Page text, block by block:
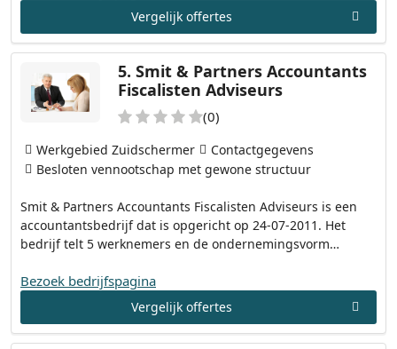
Vergelijk offertes
5. Smit & Partners Accountants
Fiscalisten Adviseurs
(0)
Smit & Partners Accountants Fiscalisten Adviseurs is een
accountantsbedrijf dat is opgericht op 24-07-2011. Het
bedrijf telt 5 werknemers en de ondernemingsvorm…
Werkgebied Zuidschermer
Contactgegevens
Besloten vennootschap met gewone structuur
Bezoek bedrijfspagina
Vergelijk offertes